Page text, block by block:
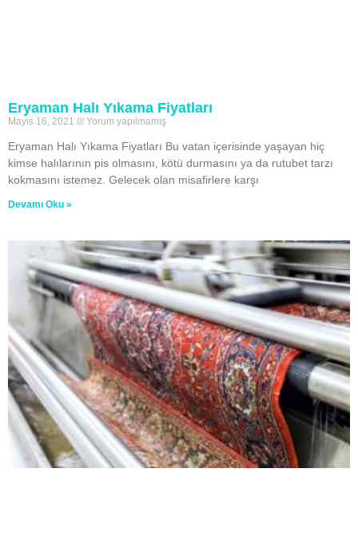
Eryaman Halı Yıkama Fiyatları
Mayıs 16, 2021 Yorum yapılmamış
Eryaman Halı Yıkama Fiyatları Bu vatan içerisinde yaşayan hiç
kimse halılarının pis olmasını, kötü durmasını ya da rutubet tarzı
kokmasını istemez. Gelecek olan misafirlere karşı
Devamı Oku »